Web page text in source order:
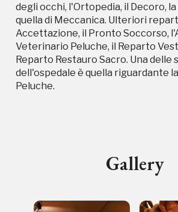
degli occhi, l'Ortopedia, il Decoro, la
quella di Meccanica. Ulteriori
Accettazione, il Pronto Soccorso,
Veterinario Peluche, il Reparto
Reparto Restauro Sacro. Una delle
dell'ospedale è quella riguardante
Peluche.
Gallery
Campagne in corso
luogo
I Luoghi del